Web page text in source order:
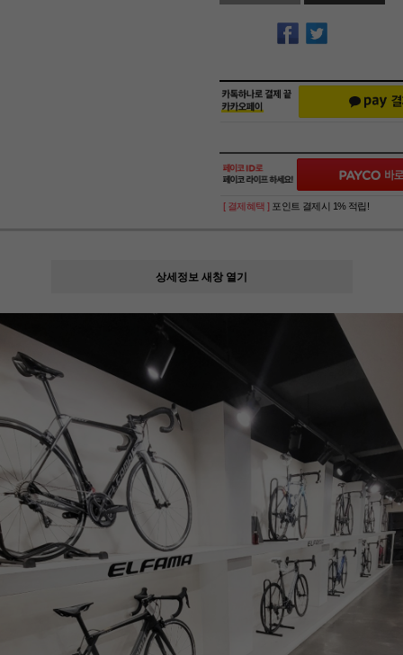
페이코 ID로
[ 결제혜택 ] 포인트 결제시 1% 적립!
상세정보 새창 열기